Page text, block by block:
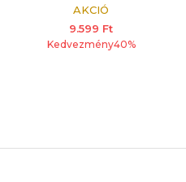
AKCIÓ
9.599 Ft
Kedvezmény40%